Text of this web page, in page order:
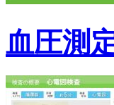
血圧測